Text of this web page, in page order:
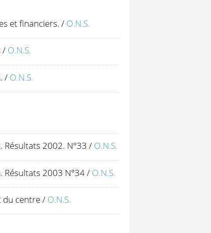
et financiers. / O.N.S.
/ O.N.S.
/ O.N.S.
Résultats 2002. N°33 / O.N.S.
Résultats 2003 N°34/ O.N.S.
du centre/ O.N.S.